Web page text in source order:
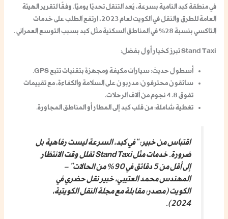
في منطقة كبد النامية بسرعة، يُعد التنقل تحديًا يوميًا. وفقًا لتقرير الهيئة
العامة للطرق والنقل في الكويت لعام 2023، ارتفع الطلب على خدمات
التاكسي بنسبة 28% في المناطق السكنية مثل كبد بسبب التوسع العمراني .
Stand Taxi تبرز كخيار أول بفضل:
أسطول حديث: سيارات مكيفة ومجهزة بتقنيات تتبع GPS.
سائقون محترفون: مدربون على السلامة والكفاءة، مع تقييمات
تفوق 4.8 نجوم من آلاف الرحلات.
تغطية شاملة: من قلب كبد إلى المطار أو المناطق المجاورة.
اقتباس من خبير : “في كبد، السرعة ليست رفاهية بل
ضرورة. خدمات مثل Stand Taxi تقلل وقت الانتظار
إلى أقل من 5 دقائق في 90% من الحالات” –
المهندس محمد العتيبي، خبير نقل حضري في
الكويت (مصدر: مقابلة مع مجلة النقل الكويتية،
2024).